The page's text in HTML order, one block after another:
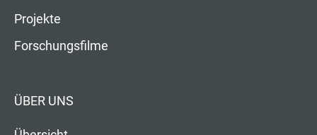
Projekte
Forschungsfilme
ÜBER UNS